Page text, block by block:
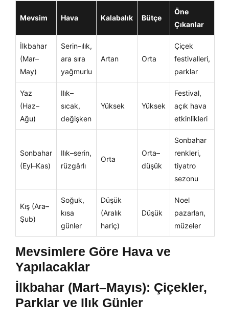
Mevsim Hava Kalabalık Bütçe
Öne
Çıkanlar
İlkbahar
(Mar–
May)
Serin–ılık,
ara sıra
yağmurlu
Artan Orta
Çiçek
festivalleri,
parklar
Yaz
(Haz–
Ağu)
Ilık–
sıcak,
değişken
Yüksek Yüksek
Festival,
açık hava
etkinlikleri
Sonbahar
(Eyl–Kas)
Ilık–serin,
rüzgârlı
Orta
Orta–
düşük
Sonbahar
renkleri,
tiyatro
sezonu
Kış (Ara–
Şub)
Soğuk,
kısa
günler
Düşük
(Aralık
hariç)
Düşük
Noel
pazarları,
müzeler
Mevsimlere Göre Hava ve
Yapılacaklar
İlkbahar (Mart–Mayıs): Çiçekler,
Parklar ve Ilık Günler